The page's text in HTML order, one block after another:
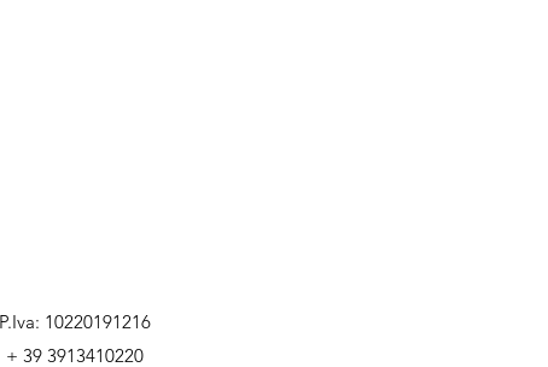
P.Iva: 10220191216
+ 39 3913410220